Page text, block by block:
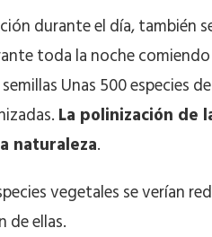
durante el día, también
toda la noche
Unas 500 especies
La polinización de
naturaleza.
vegetales se verían
de ellas.